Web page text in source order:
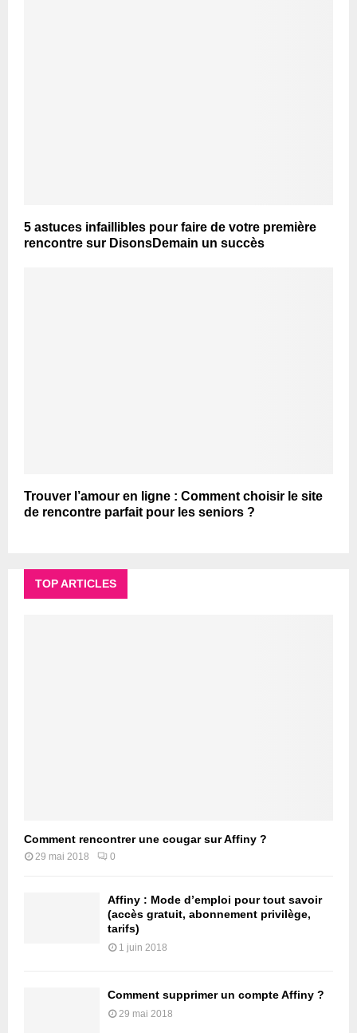
5 astuces infaillibles pour faire de votre première
rencontre sur DisonsDemain un succès
Trouver l’amour en ligne : Comment choisir le site
de rencontre parfait pour les seniors ?
TOP ARTICLES
Comment rencontrer une cougar sur Affiny ?
29 mai 2018 0
Affiny : Mode d’emploi pour tout savoir
(accès gratuit, abonnement privilège,
tarifs)
1 juin 2018
Comment supprimer un compte Affiny ?
29 mai 2018